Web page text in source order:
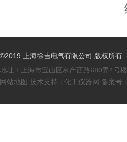
©2019 上海徐吉电气有限公司 版权所有
地址：上海市宝山区水产西路680弄4号
网站地图 技术支持： 化工仪器网 备案号：